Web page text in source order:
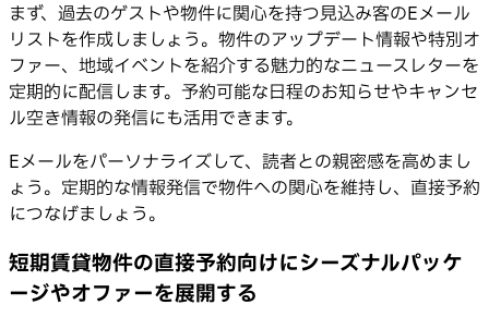
まず、過去のゲストや物件に関心を持つ見込み客のEメール
リストを作成しましょう。物件のアップデート情報や特別オ
ファー、地域イベントを紹介する魅力的なニュースレターを
定期的に配信します。予約可能な日程のお知らせやキャンセ
ル空き情報の発信にも活用できます。
Eメールをパーソナライズして、読者との親密感を高めまし
ょう。定期的な情報発信で物件への関心を維持し、直接予約
につなげましょう。
短期賃貸物件の直接予約向けにシーズナルパッケ
ージやオファーを展開する